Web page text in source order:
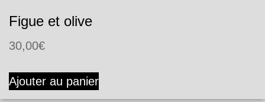
Figue et olive
30,00€
Ajouter au panier